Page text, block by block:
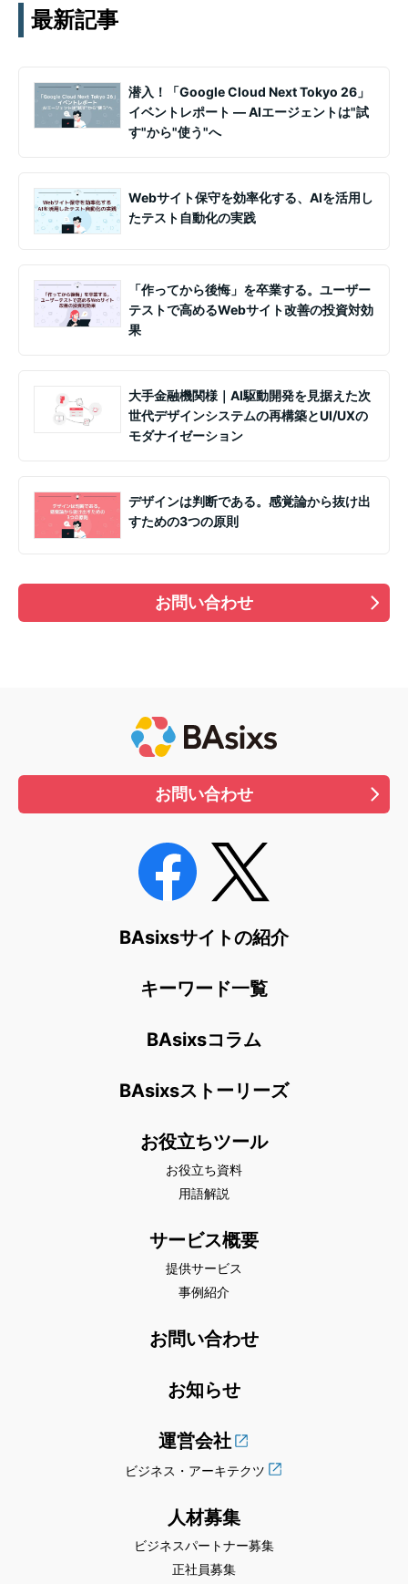
最新記事
潜入！「Google Cloud Next Tokyo 26」
イベントレポート ― AIエージェントは"試
す"から"使う"へ
Webサイト保守を効率化する、AIを活用し
たテスト自動化の実践
「作ってから後悔」を卒業する。ユーザー
テストで高めるWebサイト改善の投資対効
果
大手金融機関様｜AI駆動開発を見据えた次
世代デザインシステムの再構築とUI/UXの
モダナイゼーション
デザインは判断である。感覚論から抜け出
すための3つの原則
お問い合わせ
お問い合わせ
BAsixsサイトの紹介
キーワード一覧
BAsixsコラム
BAsixsストーリーズ
お役立ちツール
お役立ち資料
用語解説
サービス概要
提供サービス
事例紹介
お問い合わせ
お知らせ
運営会社
ビジネス・アーキテクツ
人材募集
ビジネスパートナー募集
正社員募集